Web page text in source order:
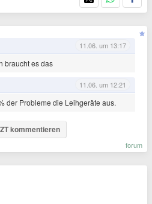
11.06. um 13:17
braucht es das
11.06. um 12:21
der Probleme die Leihgeräte aus.
kommentieren
forum